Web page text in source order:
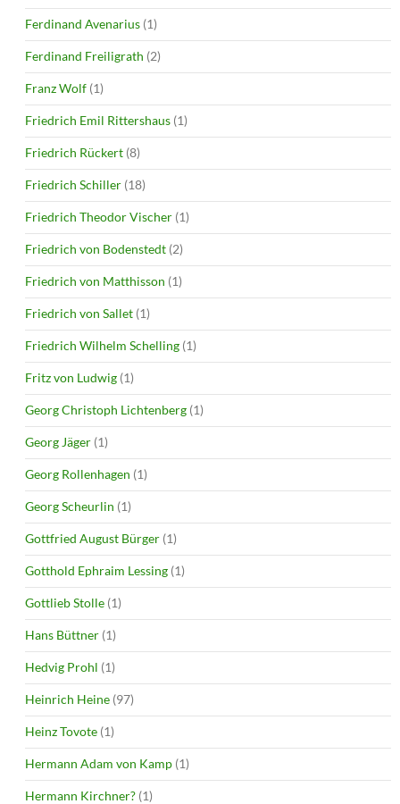
Ferdinand Avenarius (1)
Ferdinand Freiligrath (2)
Franz Wolf (1)
Friedrich Emil Rittershaus (1)
Friedrich Rückert (8)
Friedrich Schiller (18)
Friedrich Theodor Vischer (1)
Friedrich von Bodenstedt (2)
Friedrich von Matthisson (1)
Friedrich von Sallet (1)
Friedrich Wilhelm Schelling (1)
Fritz von Ludwig (1)
Georg Christoph Lichtenberg (1)
Georg Jäger (1)
Georg Rollenhagen (1)
Georg Scheurlin (1)
Gottfried August Bürger (1)
Gotthold Ephraim Lessing (1)
Gottlieb Stolle (1)
Hans Büttner (1)
Hedvig Prohl (1)
Heinrich Heine (97)
Heinz Tovote (1)
Hermann Adam von Kamp (1)
Hermann Kirchner? (1)